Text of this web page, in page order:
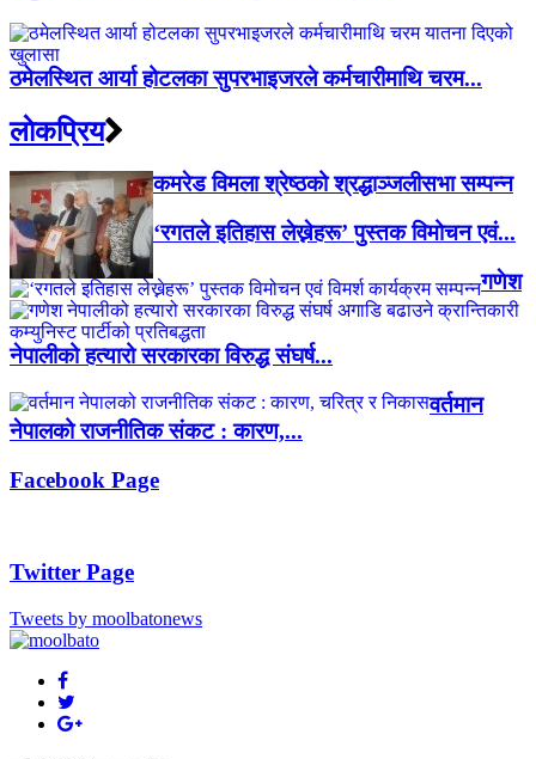
ठमेलस्थित आर्या होटलका सुपरभाइजरले कर्मचारीमाथि चरम...
लाेकप्रिय
कमरेड विमला श्रेष्ठको श्रद्धाञ्जलीसभा सम्पन्न
‘रगतले इतिहास लेख्नेहरू’ पुस्तक विमोचन एवं...
गणेश
नेपालीको हत्यारो सरकारका विरुद्ध संघर्ष...
वर्तमान
नेपालको राजनीतिक संकट : कारण,...
Facebook Page
Twitter Page
Tweets by moolbatonews